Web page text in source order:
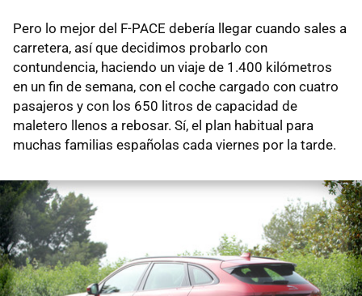
Pero lo mejor del F-PACE debería llegar cuando sales a
carretera, así que decidimos probarlo con
contundencia, haciendo un viaje de 1.400 kilómetros
en un fin de semana, con el coche cargado con cuatro
pasajeros y con los 650 litros de capacidad de
maletero llenos a rebosar. Sí, el plan habitual para
muchas familias españolas cada viernes por la tarde.